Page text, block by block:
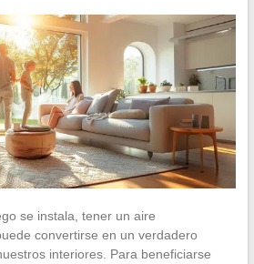
se instala, tener un aire
convertirse en un verdadero
interiores. Para beneficiarse